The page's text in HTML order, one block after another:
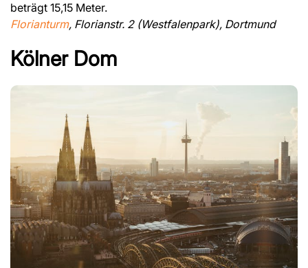
beträgt 15,15 Meter.
Florianturm, Florianstr. 2 (Westfalenpark), Dortmund
Kölner Dom